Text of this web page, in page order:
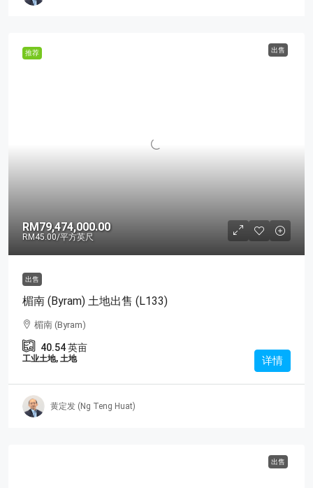
推荐 出售
RM79,474,000.00
RM45.00/平方英尺
出售
楣南 (Byram) 土地出售 (L133)
楣南 (Byram)
40.54英亩
工业土地, 土地 详情
黄定发 (Ng Teng Huat)
出售